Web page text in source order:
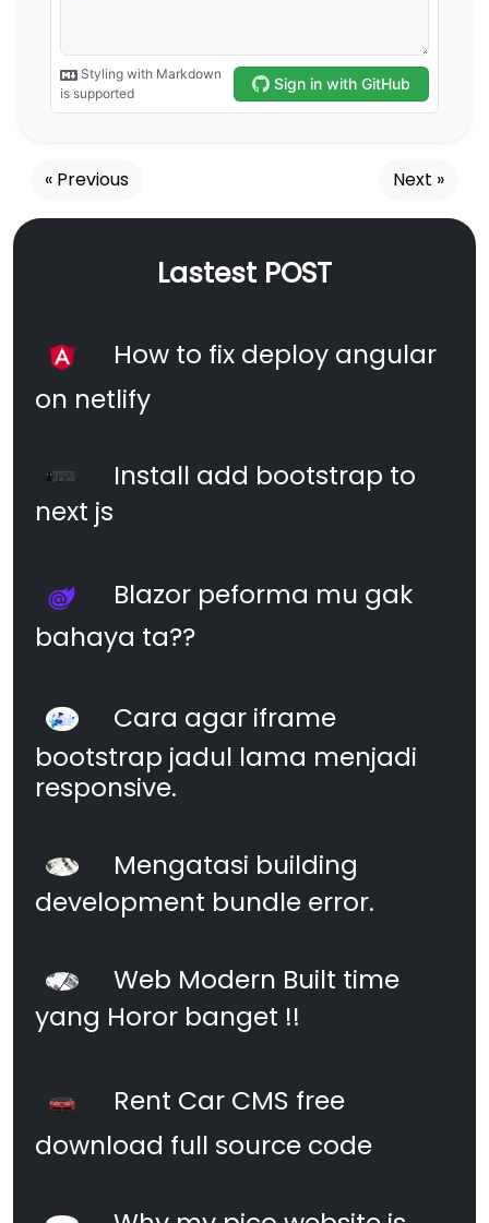
« Previous Next »
Lastest POST
How to fix deploy angular
on netlify
Install add bootstrap to
next js
Blazor peforma mu gak
bahaya ta??
Cara agar iframe
bootstrap jadul lama menjadi
responsive.
Mengatasi building
development bundle error.
Web Modern Built time
yang Horor banget !!
Rent Car CMS free
download full source code